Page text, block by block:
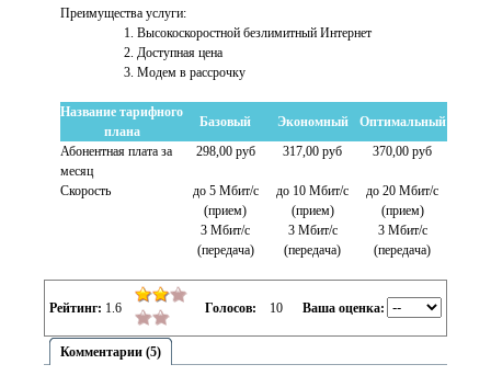
Преимущества услуги:
Высокоскоростной безлимитный Интернет
Доступная цена
Модем в рассрочку
Название тарифного
плана
Базовый Экономный
Оптимальный
Абонентная плата за
месяц
298,00 руб 317,00 руб 370,00 руб
Скорость
до 5 Мбит/с
(прием)
3 Мбит/с
(передача)
до 10 Мбит/с
(прием)
3 Мбит/с
(передача)
до 20 Мбит/с
(прием)
3 Мбит/с
(передача)
Рейтинг: 1.6 Голосов: 10 Ваша оценка:
Комментарии (5)